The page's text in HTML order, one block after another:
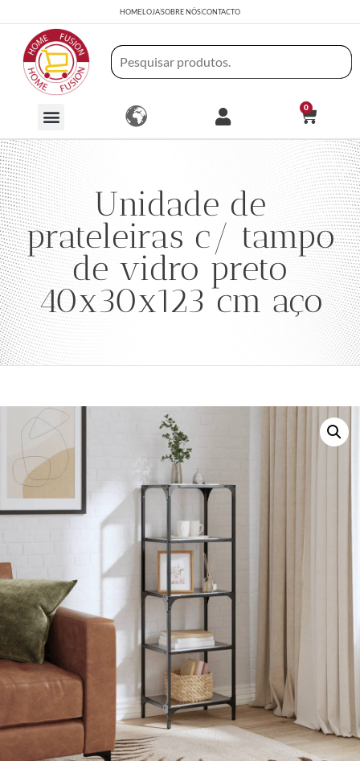
HOMELOJASOBRE NÓSCONTACTO
0
Unidade de
prateleiras c/ tampo
de vidro preto
40x30x123 cm aço